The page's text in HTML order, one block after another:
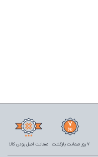
7 روز ضمانت بازگشت ضمانت اصل بودن کالا